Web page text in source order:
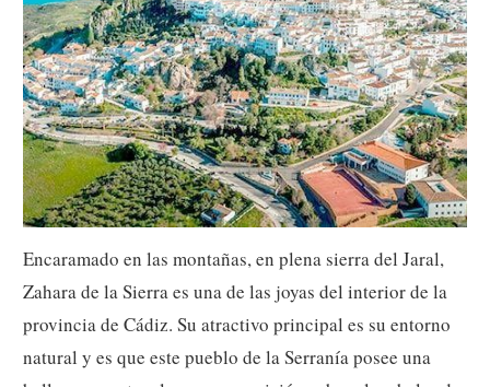
Encaramado en las montañas, en plena sierra del Jaral,
Zahara de la Sierra es una de las joyas del interior de la
provincia de Cádiz. Su atractivo principal es su entorno
natural y es que este pueblo de la Serranía posee una